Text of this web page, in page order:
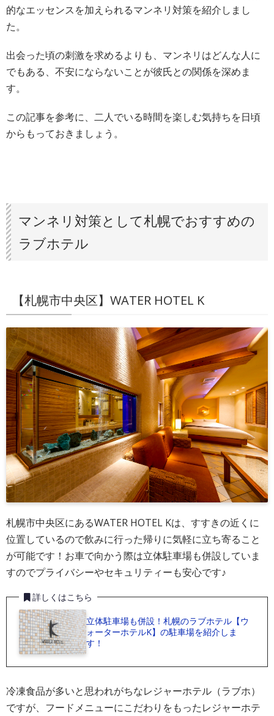
的なエッセンスを加えられるマンネリ対策を紹介しまし
た。
出会った頃の刺激を求めるよりも、マンネリはどんな人に
でもある、不安にならないことが彼氏との関係を深めま
す。
この記事を参考に、二人でいる時間を楽しむ気持ちを日頃
からもっておきましょう。
マンネリ対策として札幌でおすすめの
ラブホテル
【札幌市中央区】WATER HOTEL K
札幌市中央区にあるWATER HOTEL Kは、すすきの近くに
位置しているので飲みに行った帰りに気軽に立ち寄ること
が可能です！お車で向かう際は立体駐車場も併設していま
すのでプライバシーやセキュリティーも安心です♪
詳しくはこちら
立体駐車場も併設！札幌のラブホテル【ウ
ォーターホテルK】の駐車場を紹介しま
す！
冷凍食品が多いと思われがちなレジャーホテル（ラブホ）
ですが、フードメニューにこだわりをもったレジャーホテ